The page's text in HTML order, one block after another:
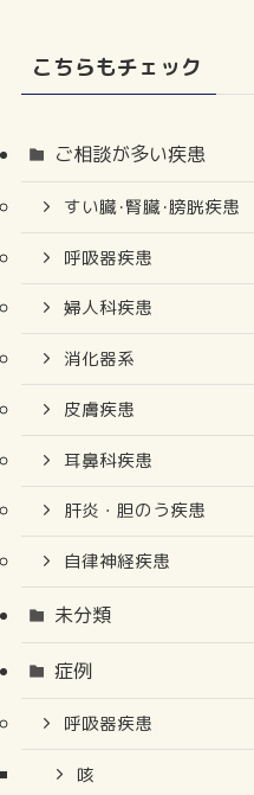
こちらもチェック
ご相談が多い疾患
すい臓･腎臓･膀胱疾患
呼吸器疾患
婦人科疾患
消化器系
皮膚疾患
耳鼻科疾患
肝炎・胆のう疾患
自律神経疾患
未分類
症例
呼吸器疾患
咳